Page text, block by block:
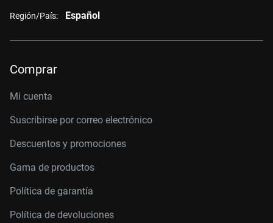
Región/País: Español
Comprar
Mi cuenta
Suscribirse por correo electrónico
Descuentos y promociones
Gama de productos
Política de garantía
Política de devoluciones